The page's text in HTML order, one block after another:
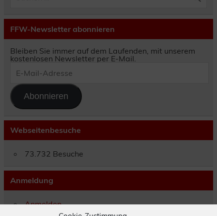
FFW-Newsletter abonnieren
Bleiben Sie immer auf dem Laufenden, mit unserem
kostenlosen Newsletter per E-Mail.
Mail-
Abonnieren
Webseitenbesuche
73.732 Besuche
Anmeldung
Anmelden